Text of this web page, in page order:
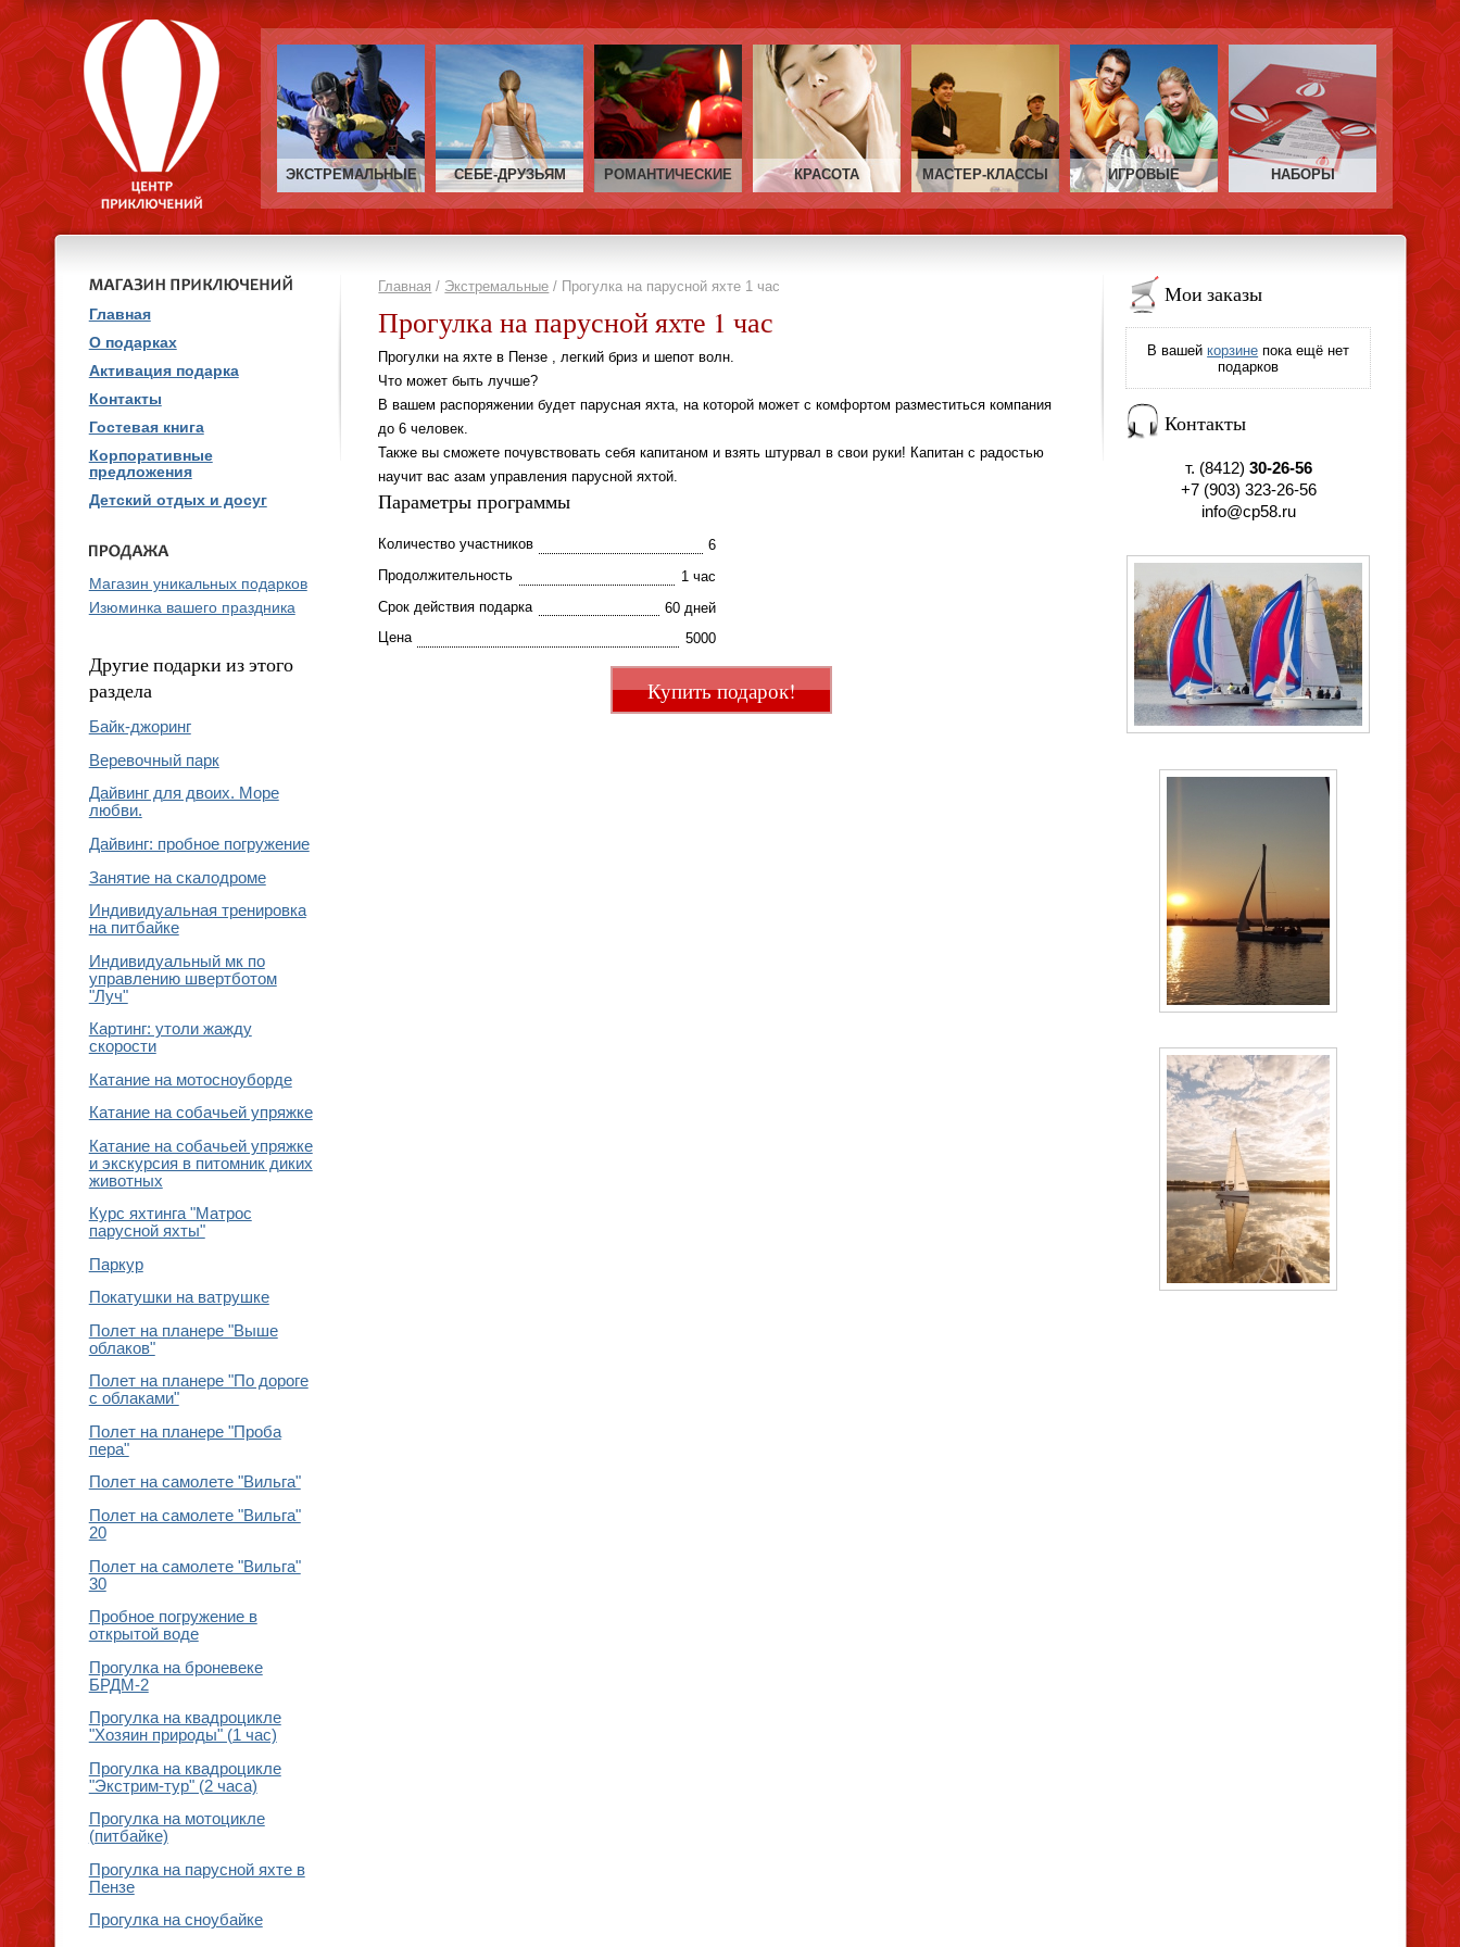
ЭКСТРЕМАЛЬНЫЕ СЕБЕ‑ДРУЗЬЯМ РОМАНТИЧЕСКИЕ КРАСОТА МАСТЕР‑КЛАССЫ ИГРОВЫЕ НАБОРЫ
Главная / Экстремальные / Прогулка на парусной яхте 1 час
Прогулка на парусной яхте 1 час
Прогулки на яхте в Пензе , легкий бриз и шепот волн.
Что может быть лучше?
В вашем распоряжении будет парусная яхта, на которой может с комфортом разместиться компания
до 6 человек.
Также вы сможете почувствовать себя капитаном и взять штурвал в свои руки! Капитан с радостью
научит вас азам управления парусной яхтой.
Параметры программы
Количество участников
6
Продолжительность
1 час
Срок действия подарка
60 дней
Цена
5000
Купить подарок!
Главная
О подарках
Активация подарка
Контакты
Гостевая книга
Корпоративные
предложения
Детский отдых и досуг
Магазин уникальных подарков
Изюминка вашего праздника
Другие подарки из этого
раздела
Байк-джоринг
Веревочный парк
Дайвинг для двоих. Море
любви.
Дайвинг: пробное погружение
Занятие на скалодроме
Индивидуальная тренировка
на питбайке
Индивидуальный мк по
управлению швертботом
"Луч"
Картинг: утоли жажду
скорости
Катание на мотосноуборде
Катание на собачьей упряжке
Катание на собачьей упряжке
и экскурсия в питомник диких
животных
Курс яхтинга "Матрос
парусной яхты"
Паркур
Покатушки на ватрушке
Полет на планере "Выше
облаков"
Полет на планере "По дороге
с облаками"
Полет на планере "Проба
пера"
Полет на самолете "Вильга"
Полет на самолете "Вильга"
20
Полет на самолете "Вильга"
30
Пробное погружение в
открытой воде
Прогулка на броневеке
БРДМ-2
Прогулка на квадроцикле
"Хозяин природы" (1 час)
Прогулка на квадроцикле
"Экстрим-тур" (2 часа)
Прогулка на мотоцикле
(питбайке)
Прогулка на парусной яхте в
Пензе
Прогулка на сноубайке
Мои заказы
В вашейкорзине пока ещё нет
подарков
Контакты
т. (8412) 30-26-56
+7 (903) 323-26-56
info@cp58.ru